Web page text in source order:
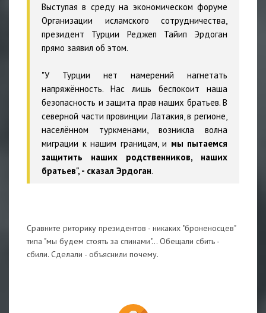
Выступая в среду на экономическом форуме
Организации исламского сотрудничества,
президент Турции Реджеп Тайип Эрдоган
прямо заявил об этом.
"У Турции нет намерений нагнетать
напряжённость. Нас лишь беспокоит наша
безопасность и защита прав наших братьев. В
северной части провинции Латакия, в регионе,
населённом туркменами, возникла волна
миграции к нашим границам, и мы пытаемся
защитить наших родственников, наших
братьев", - сказал Эрдоган.
Сравните риторику президентов - никаких "броненосцев"
типа "мы будем стоять за спинами"... Обещали сбить -
сбили. Сделали - объяснили почему.